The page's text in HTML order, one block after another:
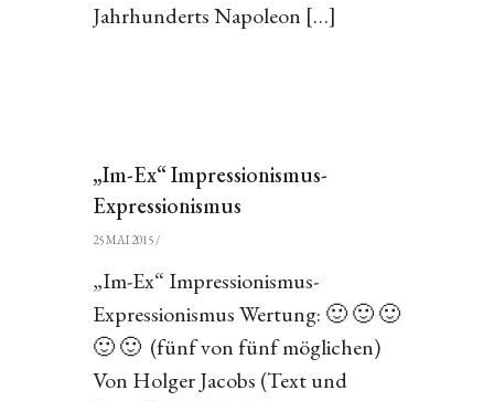
Jahrhunderts Napoleon […]
„Im-Ex“ Impressionismus-
Expressionismus
25 MAI 2015/
„Im-Ex“ Impressionismus-
Expressionismus Wertung: 🙂 🙂 🙂
🙂 🙂 (fünf von fünf möglichen)
Von Holger Jacobs (Text und